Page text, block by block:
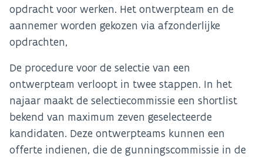
opdracht voor werken. Het ontwerpteam en de
aannemer worden gekozen via afzonderlijke
opdrachten,
De procedure voor de selectie van een
ontwerpteam verloopt in twee stappen. In het
najaar maakt de selectiecommissie een shortlist
bekend van maximum zeven geselecteerde
kandidaten. Deze ontwerpteams kunnen een
offerte indienen, die de gunningscommissie in de